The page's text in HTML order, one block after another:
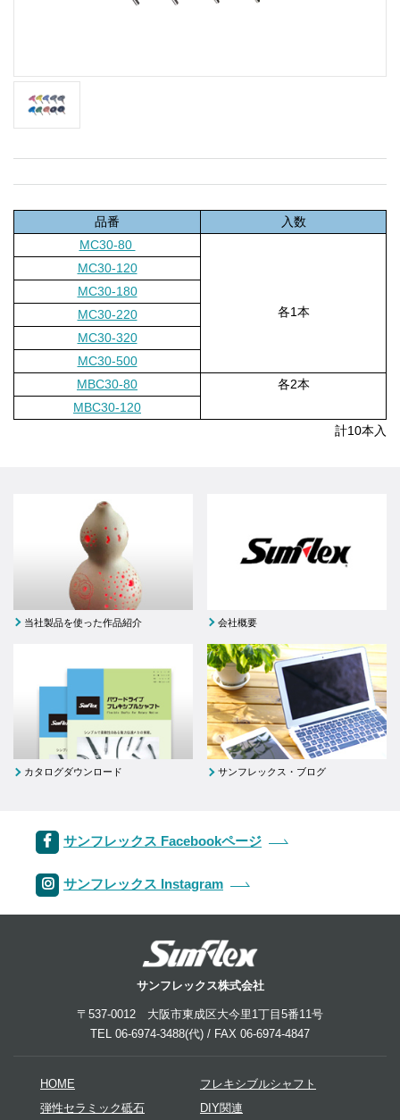
品番
入数
MC30-80
各1本
MC30-120
MC30-180
MC30-220
MC30-320
MC30-500
MBC30-80
各2本
MBC30-120
計10本入
当社製品を使った作品紹介 会社概要
カタログダウンロード サンフレックス・ブログ
サンフレックス Facebookページ
サンフレックス Instagram
サンフレックス株式会社
〒537-0012 大阪市東成区大今里1丁目5番11号
TEL 06-6974-3488(代) / FAX 06-6974-4847
HOME
フレキシブルシャフト
弾性セラミック砥石
DIY関連